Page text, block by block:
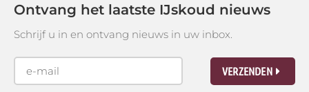
Ontvang het laatste IJskoud nieuws
Schrijf u in en ontvang nieuws in uw inbox.
VERZENDEN